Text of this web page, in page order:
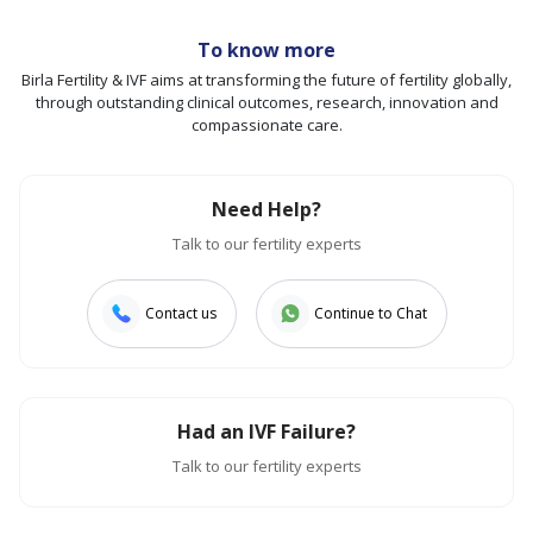
To know more
Birla Fertility & IVF aims at transforming the future of fertility globally,
through outstanding clinical outcomes, research, innovation and
compassionate care.
Need Help?
Talk to our fertility experts
Contact us Continue to Chat
Had an IVF Failure?
Talk to our fertility experts